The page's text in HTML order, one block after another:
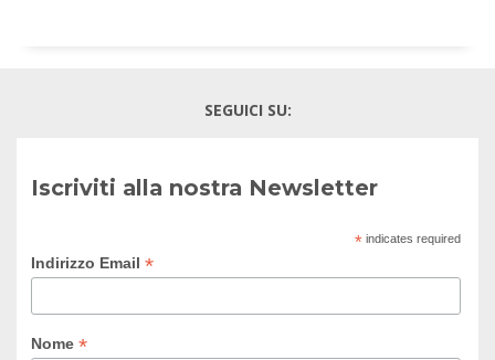
SEGUICI SU:
Iscriviti alla nostra Newsletter
*indicates required
Indirizzo Email *
Nome *